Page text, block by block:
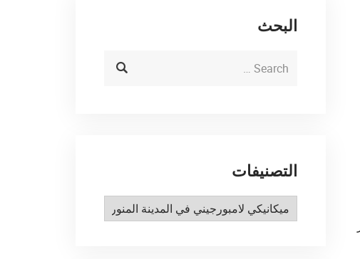
البحث
التصنيفات
التصنيفات